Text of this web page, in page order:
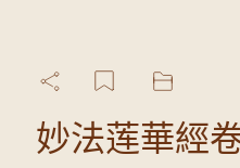
妙法莲華經